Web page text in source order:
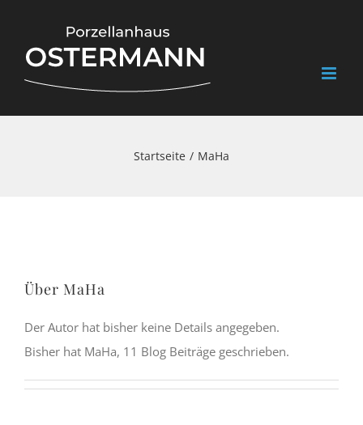
springen
Startseite / MaHa
Über MaHa
Der Autor hat bisher keine Details angegeben.
Bisher hat MaHa, 11 Blog Beiträge geschrieben.